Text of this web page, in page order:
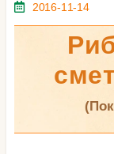
2016-11-14